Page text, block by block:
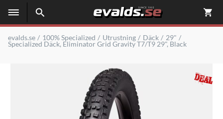
evalds.se 100% Specialized Utrustning Däck
29"
Specialized Däck, Eliminator Grid Gravity T7/T9 29", Black